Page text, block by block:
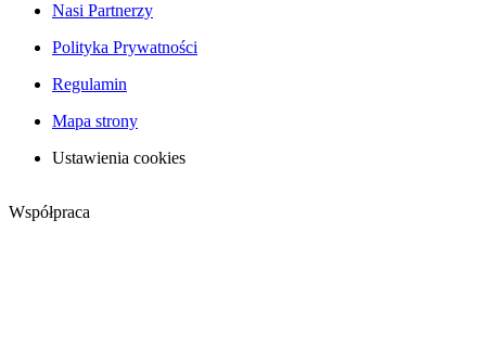
Nasi Partnerzy
Polityka Prywatności
Regulamin
Mapa strony
Ustawienia cookies
Współpraca